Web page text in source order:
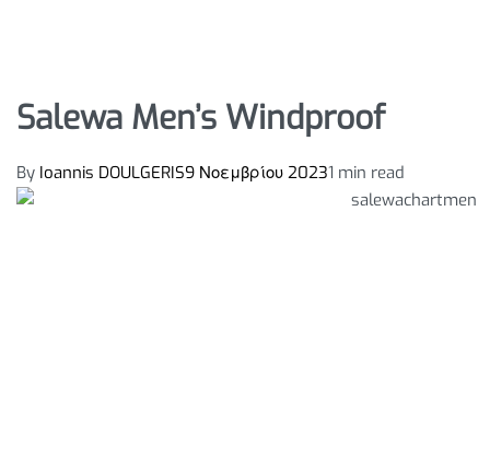
Salewa Men’s Windproof
By Ioannis DOULGERIS9 Νοεμβρίου 20231 min read